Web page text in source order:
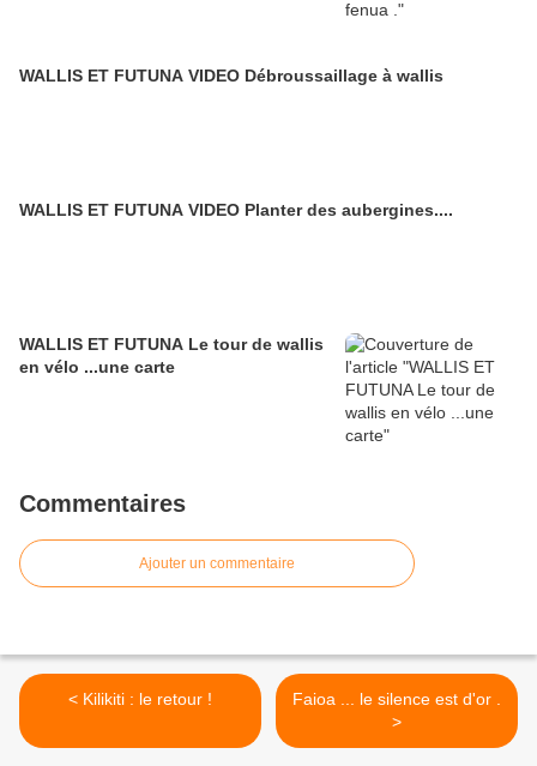
WALLIS ET FUTUNA VIDEO Débroussaillage à wallis
WALLIS ET FUTUNA VIDEO Planter des aubergines....
WALLIS ET FUTUNA Le tour de wallis
en vélo ...une carte
Commentaires
Ajouter un commentaire
< Kilikiti : le retour !
Faioa ... le silence est d'or .
>